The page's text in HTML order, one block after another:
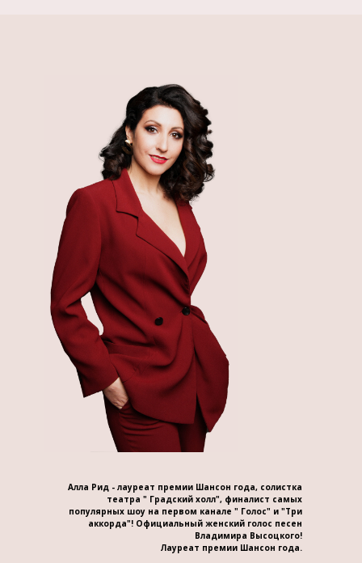
Алла Рид - лауреат премии Шансон года, солистка
театра " Градский холл", финалист самых
популярных шоу на первом канале " Голос" и "Три
аккорда"! Официальный женский голос песен
Владимира Высоцкого!
Лауреат премии Шансон года.